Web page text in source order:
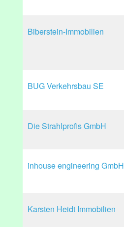
Biberstein-Immobilien
BUG Verkehrsbau SE
Die Strahlprofis GmbH
inhouse engineering GmbH
Karsten Heidt Immobilien